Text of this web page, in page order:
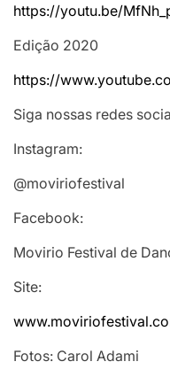
https://youtu.be/
Edição 2020
https://
Siga nossas redes
Instagram:
@moviriofestival
Facebook:
Movirio Festival de
Site:
Fotos: Carol Adami